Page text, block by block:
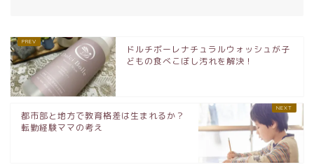
ドルチボーレナチュラルウォッシュが子
どもの食べこぼし汚れを解決！
都市部と地方で教育格差は生まれるか？
転勤経験ママの考え